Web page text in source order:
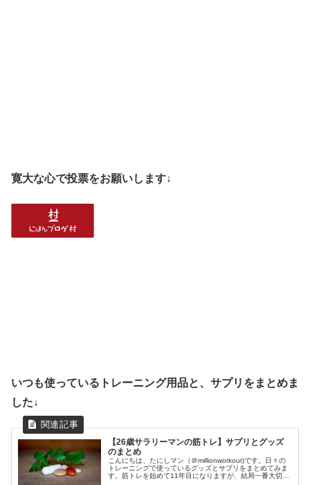
寛大な心で投票をお願いします↓
いつも使っているトレーニング用品と、サプリをまとめま
した↓
【26歳サラリーマンの筋トレ】サプリとグッズ
のまとめ
こんにちは、たにしマン（＠millionworkout)です。日々の
トレーニングで使っているグッズとサプリをまとめてみま
す。筋トレを始めて11年目になりますが、結局一番大切な